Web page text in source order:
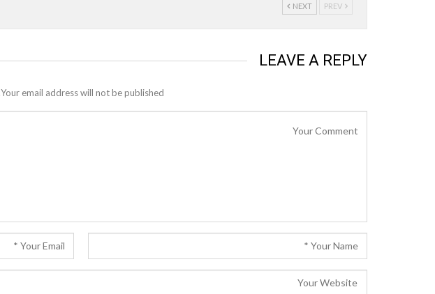
NEXT
LEAVE A REPLY
Your email address will not be published.